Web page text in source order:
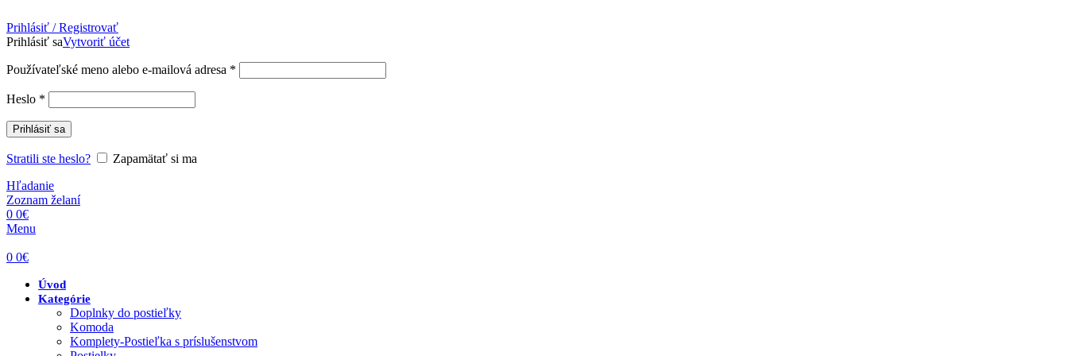
Prihlásiť / Registrovať
Prihlásiť saVytvoriť účet
Používateľské meno alebo e-mailová adresa *
Heslo *
Prihlásiť sa
Stratili ste heslo?
Zapamätať si ma
Hľadanie
Zoznam želaní
0 0€
Menu
0 0€
Úvod
Kategórie
Doplnky do postieľky
Komoda
Komplety-Postieľka s príslušenstvom